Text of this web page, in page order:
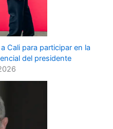
Cali para participar en la
del presidente